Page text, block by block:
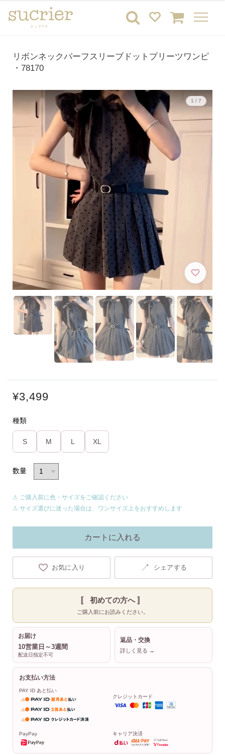
リボンネックパーフスリーブドットプリーツワンピ
・78170
1 / 7
¥3,499
種類
S M XL
数量
⚠ ご購入前に色・サイズをご確認ください
⚠ サイズ選びに迷った場合は、ワンサイズ上をおすすめします
カートに入れる
お気に入り ↗ シェアする
〚 初めての方へ 〛
ご購入前にお読みください。
お届け
10営業日～3週間
配送日指定不可
返品・交換
詳しく見る →
お支払い方法
PAY ID あと払い
クレジットカード
PayPay キャリア決済